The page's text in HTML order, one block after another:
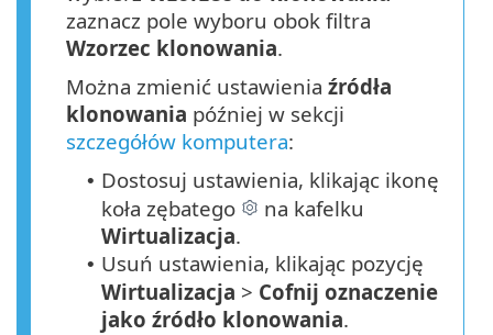
zaznacz pole wyboru obok filtra
Wzorzec klonowania.
Można zmienić ustawienia źródła
klonowania później w sekcji
szczegółów komputera:
• Dostosuj ustawienia, klikając ikonę
koła zębatego
na kafelku
Wirtualizacja.
• Usuń ustawienia, klikając pozycję
Wirtualizacja > Cofnij oznaczenie
jako źródło klonowania.